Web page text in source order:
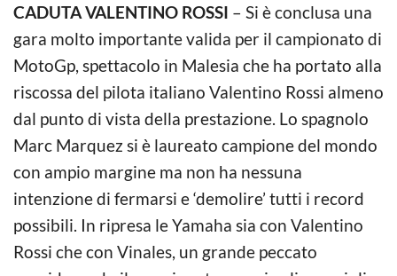
CADUTA VALENTINO ROSSI – Si è conclusa una
gara molto importante valida per il campionato di
MotoGp, spettacolo in Malesia che ha portato alla
riscossa del pilota italiano Valentino Rossi almeno
dal punto di vista della prestazione. Lo spagnolo
Marc Marquez si è laureato campione del mondo
con ampio margine ma non ha nessuna
intenzione di fermarsi e ‘demolire’ tutti i record
possibili. In ripresa le Yamaha sia con Valentino
Rossi che con Vinales, un grande peccato